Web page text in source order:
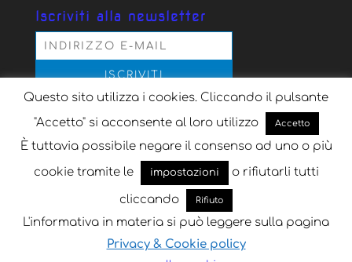
Iscriviti alla newsletter
Acconsento al trattamento dei dati personali
secondo la normativa vigente, per il solo scopo
dell'iscrizione alla newsletter
Progettato daKey Seven| Sviluppato da
Questo sito utilizza i cookies. Cliccando il pulsante
"Accetto" si acconsente al loro utilizzo
Accetto
È tuttavia possibile negare il consenso ad uno o più
cookie tramite le
impostazioni o rifiutarli tutti
cliccando Rifiuto
L'informativa in materia si può leggere sulla pagina
Privacy & Cookie policy